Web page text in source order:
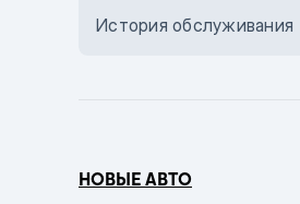
Комбинированный
Сиреневый металлик
История обслуживания
НОВЫЕ АВТО